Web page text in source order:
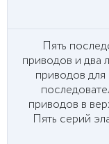
Пять
приводов и два
приводов для
приводов в
Пять серий